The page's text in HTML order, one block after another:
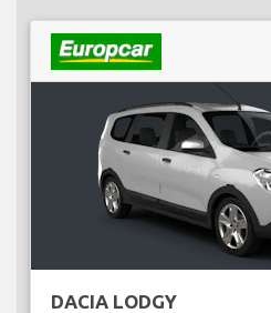
DACIA LODGY